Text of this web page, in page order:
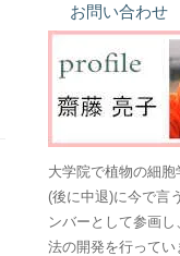
お問い合わせ
大学院で植物の細
(後に中退)に今で言
ンバーとして参画
法の開発を行ってい